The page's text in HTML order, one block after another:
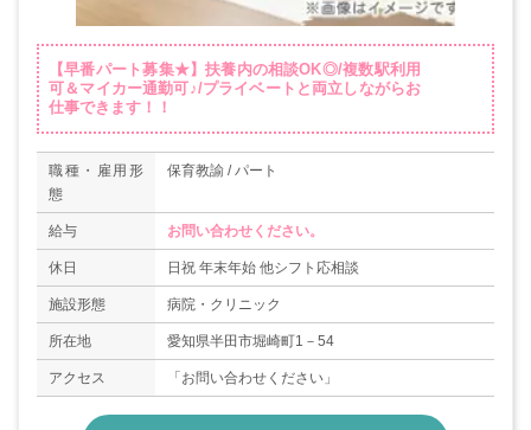
【早番パート募集★】扶養内の相談OK◎/複数駅利用
可＆マイカー通勤可♪/プライベートと両立しながらお
仕事できます！！
職種・雇用形
態
保育教諭 / パート
給与 お問い合わせください。
休日 日祝 年末年始 他シフト応相談
施設形態 病院・クリニック
所在地 愛知県半田市堀崎町1－54
アクセス 「お問い合わせください」